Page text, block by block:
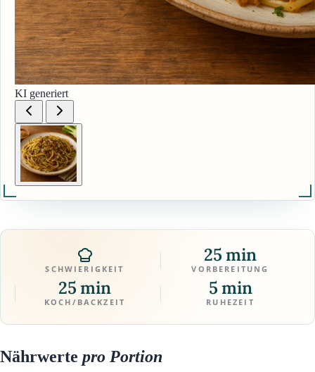
KI generiert
SCHWIERIGKEIT
25 min
VORBEREITUNG
25 min
KOCH/BACKZEIT
5 min
RUHEZEIT
Nährwerte pro Portion